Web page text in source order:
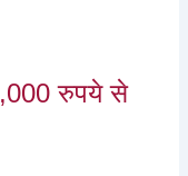
रुपये से